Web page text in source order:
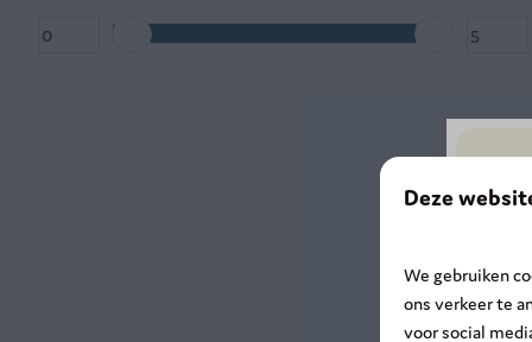
Deze
We gebruiken
ons verkeer te
voor social